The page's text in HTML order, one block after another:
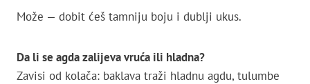
Može — dobit ćeš tamniju boju i dublji ukus.
Da li se agda zalijeva vruća ili hladna?
Zavisi od kolača: baklava traži hladnu agdu, tulumbe